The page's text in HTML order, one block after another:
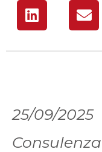
25/09/2025